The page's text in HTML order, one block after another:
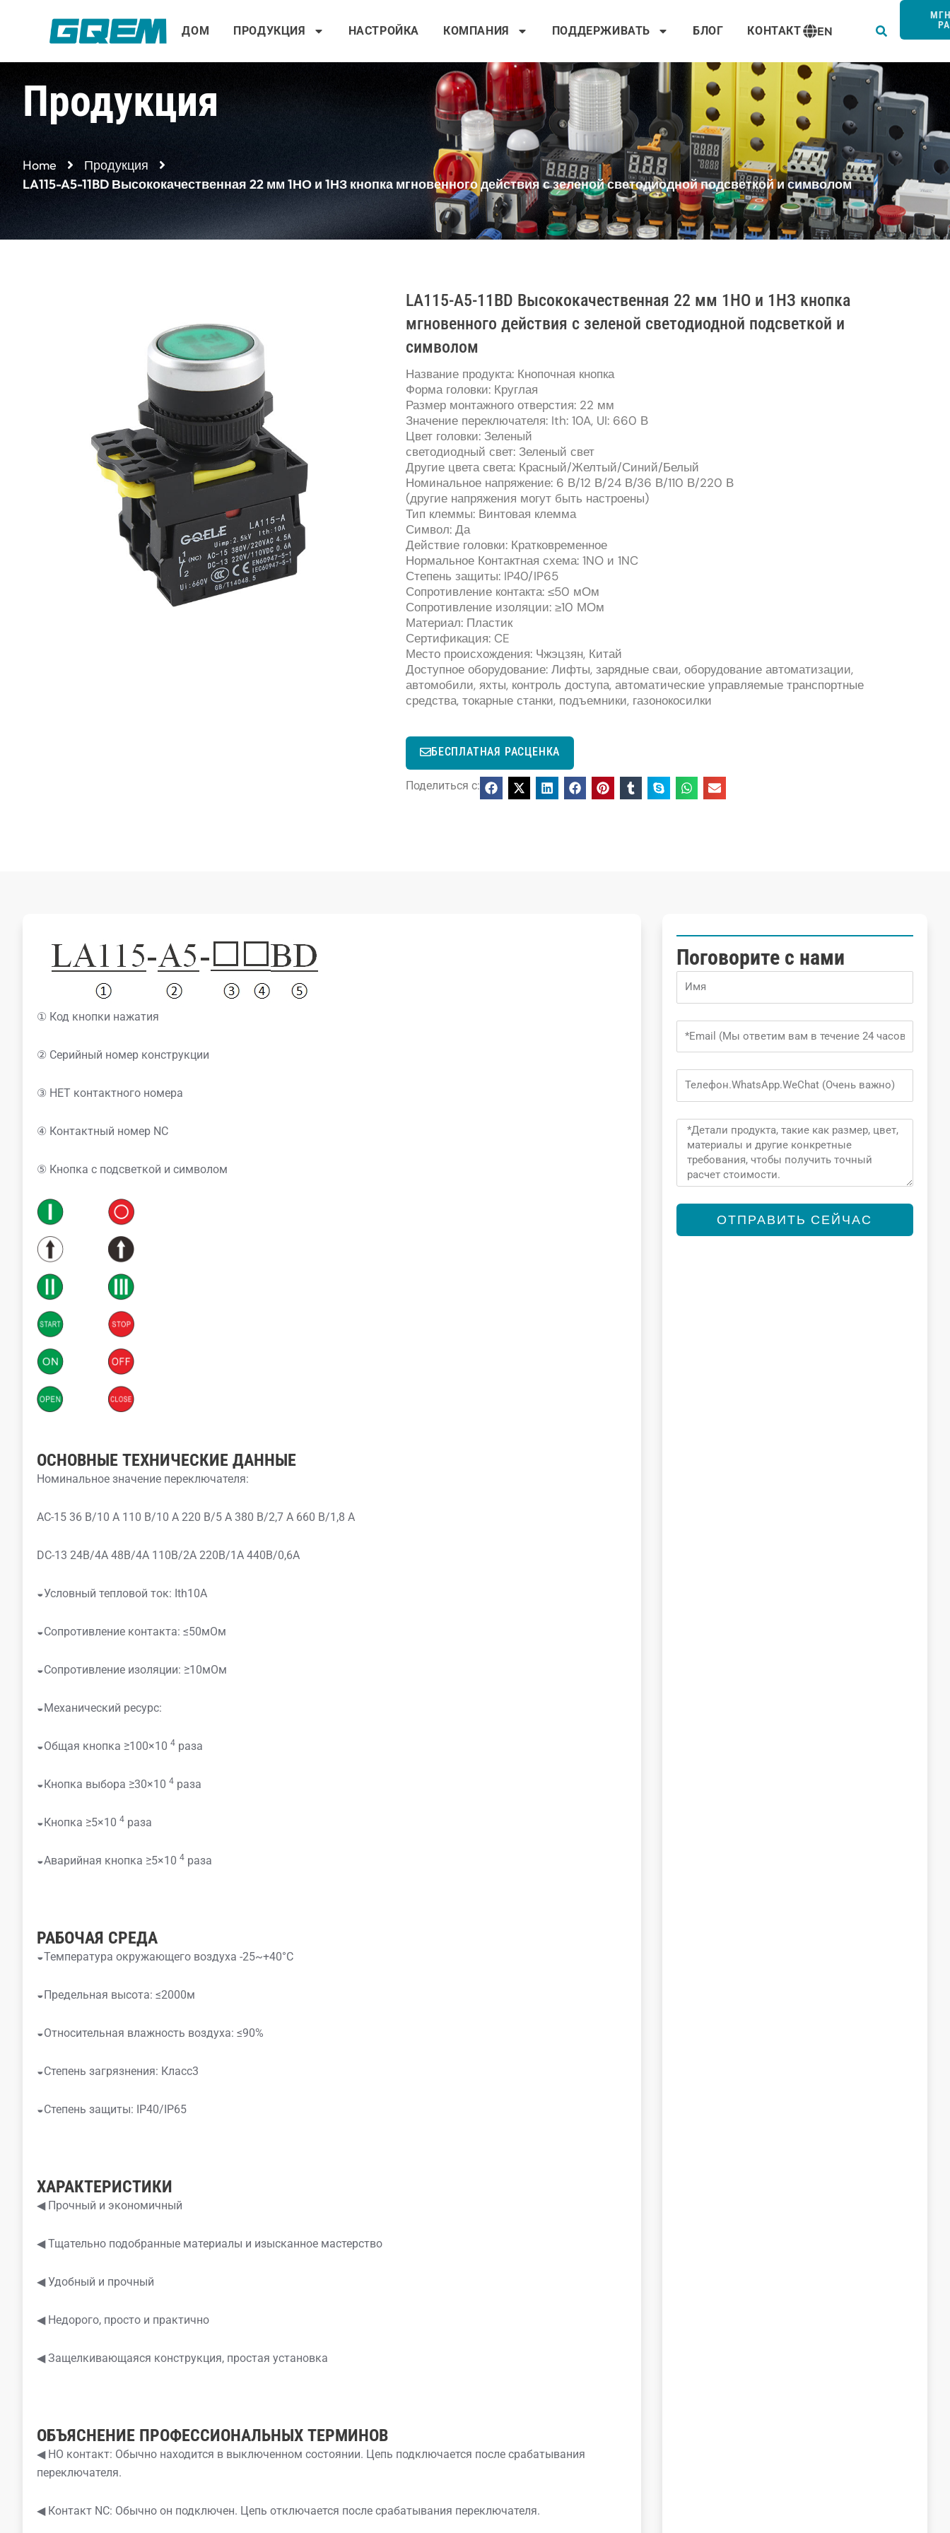
содержимому
ДОМ ПРОДУКЦИЯ НАСТРОЙКА КОМПАНИЯ ПОДДЕРЖИВАТЬ БЛОГ КОНТАКТ EN
Продукция
Home
Продукция
LA115-A5-11BD Высококачественная 22 мм 1НО и 1НЗ кнопка мгновенного действия с зеленой светодиодной подсветкой и символом
LA115-A5-11BD Высококачественная 22 мм 1НО и 1НЗ кнопка
мгновенного действия с зеленой светодиодной подсветкой и
символом
Название продукта: Кнопочная кнопка
Форма головки: Круглая
Размер монтажного отверстия: 22 мм
Значение переключателя: Ith: 10A, UI: 660 В
Цвет головки: Зеленый
светодиодный свет: Зеленый свет
Другие цвета света: Красный/Желтый/Синий/Белый
Номинальное напряжение: 6 В/12 В/24 В/36 В/110 В/220 В
(другие напряжения могут быть настроены)
Тип клеммы: Винтовая клемма
Символ: Да
Действие головки: Кратковременное
Нормальное Контактная схема: 1NO и 1NC
Степень защиты: IP40/IP65
Сопротивление контакта: ≤50 мОм
Сопротивление изоляции: ≥10 МОм
Материал: Пластик
Сертификация: CE
Место происхождения: Чжэцзян, Китай
Доступное оборудование: Лифты, зарядные сваи, оборудование автоматизации,
автомобили, яхты, контроль доступа, автоматические управляемые транспортные
средства, токарные станки, подъемники, газонокосилки
БЕСПЛАТНАЯ РАСЦЕНКА
Поделиться с:
① Код кнопки нажатия
② Серийный номер конструкции
③ НЕТ контактного номера
④ Контактный номер NC
⑤ Кнопка с подсветкой и символом
ОСНОВНЫЕ ТЕХНИЧЕСКИЕ ДАННЫЕ
Номинальное значение переключателя:
AC-15 36 В/10 А 110 В/10 А 220 В/5 А 380 В/2,7 А 660 В/1,8 А
DC-13 24В/4А 48В/4А 110В/2А 220В/1А 440В/0,6А
◒Условный тепловой ток: Ith10A
◒Сопротивление контакта: ≤50мОм
◒Сопротивление изоляции: ≥10мОм
◒Механический ресурс:
◒Общая кнопка ≥100×10 4 раза
◒Кнопка выбора ≥30×10 4 раза
◒Кнопка ≥5×10 4 раза
◒Аварийная кнопка ≥5×10 4 раза
РАБОЧАЯ СРЕДА
◒Температура окружающего воздуха -25~+40°C
◒Предельная высота: ≤2000м
◒Относительная влажность воздуха: ≤90%
◒Степень загрязнения: Класс3
◒Степень защиты: IP40/IP65
ХАРАКТЕРИСТИКИ
◀ Прочный и экономичный
◀ Тщательно подобранные материалы и изысканное мастерство
◀ Удобный и прочный
◀ Недорого, просто и практично
◀ Защелкивающаяся конструкция, простая установка
ОБЪЯСНЕНИЕ ПРОФЕССИОНАЛЬНЫХ ТЕРМИНОВ
◀ НО контакт: Обычно находится в выключенном состоянии. Цепь подключается после срабатывания
переключателя.
◀ Контакт NC: Обычно он подключен. Цепь отключается после срабатывания переключателя.
Поговорите с нами
Name
Phone
Message
ОТПРАВИТЬ СЕЙЧАС